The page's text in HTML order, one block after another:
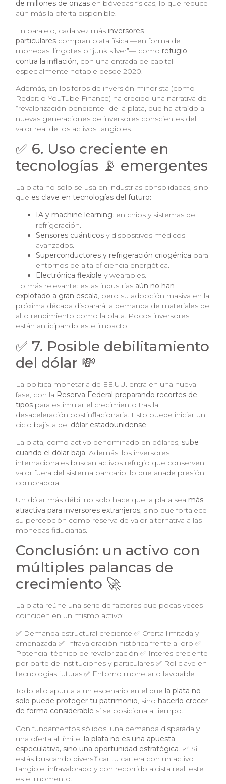
de millones de onzas en bóvedas físicas, lo que reduce
aún más la oferta disponible.
En paralelo, cada vez más inversores
particulares compran plata física —en forma de
monedas, lingotes o “junk silver”— como refugio
contra la inflación, con una entrada de capital
especialmente notable desde 2020.
Además, en los foros de inversión minorista (como
Reddit o YouTube Finance) ha crecido una narrativa de
“revalorización pendiente” de la plata, que ha atraído a
nuevas generaciones de inversores conscientes del
valor real de los activos tangibles.
✅ 6. Uso creciente en
tecnologías 📡 emergentes
La plata no solo se usa en industrias consolidadas, sino
que es clave en tecnologías del futuro:
IA y machine learning: en chips y sistemas de
refrigeración.
Sensores cuánticos y dispositivos médicos
avanzados.
Superconductores y refrigeración criogénica para
entornos de alta eficiencia energética.
Electrónica flexible y wearables.
Lo más relevante: estas industrias aún no han
explotado a gran escala, pero su adopción masiva en la
próxima década disparará la demanda de materiales de
alto rendimiento como la plata. Pocos inversores
están anticipando este impacto.
✅ 7. Posible debilitamiento
del dólar 💸
La política monetaria de EE.UU. entra en una nueva
fase, con la Reserva Federal preparando recortes de
tipos para estimular el crecimiento tras la
desaceleración postinflacionaria. Esto puede iniciar un
ciclo bajista del dólar estadounidense.
La plata, como activo denominado en dólares, sube
cuando el dólar baja. Además, los inversores
internacionales buscan activos refugio que conserven
valor fuera del sistema bancario, lo que añade presión
compradora.
Un dólar más débil no solo hace que la plata sea más
atractiva para inversores extranjeros, sino que fortalece
su percepción como reserva de valor alternativa a las
monedas fiduciarias.
Conclusión: un activo con
múltiples palancas de
crecimiento 🚀
La plata reúne una serie de factores que pocas veces
coinciden en un mismo activo:
✅ Demanda estructural creciente ✅ Oferta limitada y
amenazada ✅ Infravaloración histórica frente al oro ✅
Potencial técnico de revalorización ✅ Interés creciente
por parte de instituciones y particulares ✅ Rol clave en
tecnologías futuras ✅ Entorno monetario favorable
Todo ello apunta a un escenario en el que la plata no
solo puede proteger tu patrimonio, sino hacerlo crecer
de forma considerable si se posiciona a tiempo.
Con fundamentos sólidos, una demanda disparada y
una oferta al límite, la plata no es una apuesta
especulativa, sino una oportunidad estratégica. 📈 Si
estás buscando diversificar tu cartera con un activo
tangible, infravalorado y con recorrido alcista real, este
es el momento.